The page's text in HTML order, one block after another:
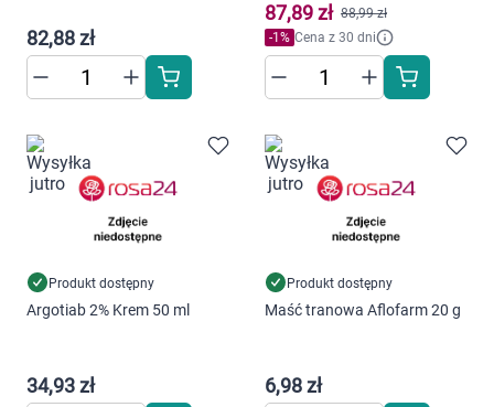
Zdrowy styl życia
Sprzęt medyczny
Motoryzacja
Grupy produktowe
82,88 zł
87,89 zł 88,99 zł
-1 % Cena z 30 dni
Produkt dostępny
Argotiab 2% Krem 50 ml
34,93 zł
Produkt dostępny
Maść tranowa Aflofarm 20 g
6,98 zł